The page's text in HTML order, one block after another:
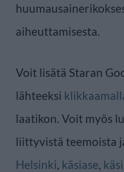
aiheuttamisesta.
Voit lisätä Staran
lähteeksi
laatikon. Voit myös
liittyvistä teemoista
Helsinki, käsiase,